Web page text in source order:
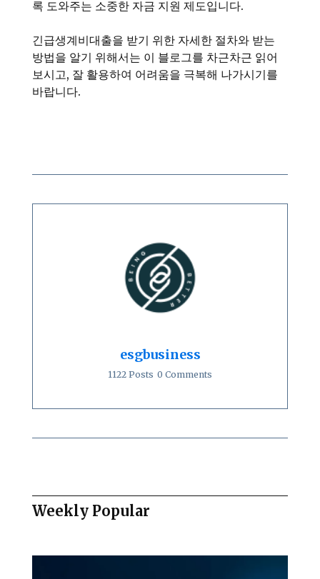
록 도와주는 소중한 자금 지원 제도입니다.
긴급생계비대출을 받기 위한 자세한 절차와 받는
방법을 알기 위해서는 이 블로그를 차근차근 읽어
보시고, 잘 활용하여 어려움을 극복해 나가시기를
바랍니다.
esgbusiness
1122 Posts 0 Comments
Weekly Popular